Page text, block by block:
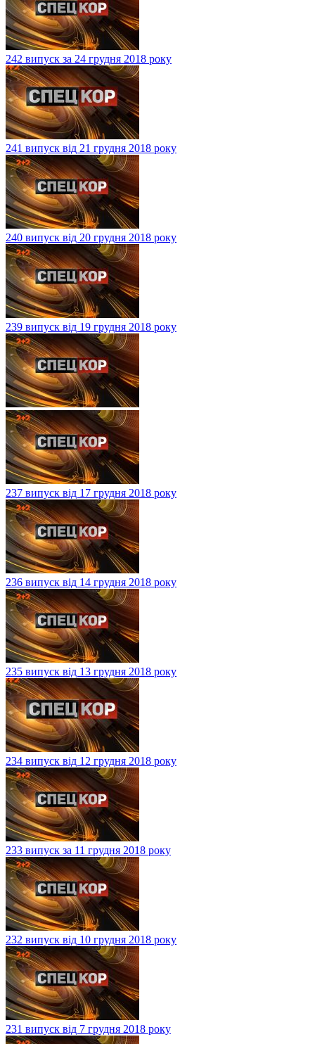
242 випуск за 24 грудня 2018 року
241 випуск від 21 грудня 2018 року
240 випуск від 20 грудня 2018 року
239 випуск від 19 грудня 2018 року
237 випуск від 17 грудня 2018 року
236 випуск від 14 грудня 2018 року
235 випуск від 13 грудня 2018 року
234 випуск від 12 грудня 2018 року
233 випуск за 11 грудня 2018 року
232 випуск від 10 грудня 2018 року
231 випуск від 7 грудня 2018 року